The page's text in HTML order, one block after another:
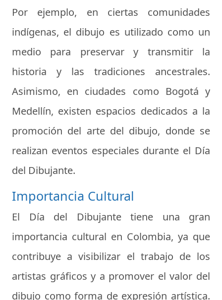
Por ejemplo, en ciertas comunidades
indígenas, el dibujo es utilizado como un
medio para preservar y transmitir la
historia y las tradiciones ancestrales.
Asimismo, en ciudades como Bogotá y
Medellín, existen espacios dedicados a la
promoción del arte del dibujo, donde se
realizan eventos especiales durante el Día
del Dibujante.
Importancia Cultural
El Día del Dibujante tiene una gran
importancia cultural en Colombia, ya que
contribuye a visibilizar el trabajo de los
artistas gráficos y a promover el valor del
dibujo como forma de expresión artística.